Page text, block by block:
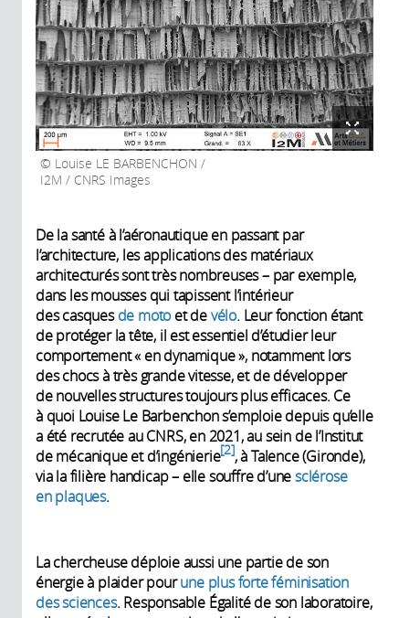
Louise LE BARBENCHON /
I2M / CNRS Images
De la santé à l’aéronautique en passant par
l’architecture, les applications des matériaux
architecturés sont très nombreuses – par exemple,
dans les mousses qui tapissent l’intérieur
des casquesde moto et devélo. Leur fonction étant
de protéger la tête, il est essentiel d’étudier leur
comportement « en dynamique », notamment lors
des chocs à très grande vitesse, et de développer
de nouvelles structures toujours plus efficaces. Ce
à quoi Louise Le Barbenchon s’emploie depuis qu’elle
a été recrutée au CNRS, en 2021, au sein de l’Institut
de mécanique et d’ingénierie 2 , à Talence (Gironde),
via la filière handicap – elle souffre d’unesclérose
en plaques.
La chercheuse déploie aussi une partie de son
énergie à plaider pourune plus forte féminisation
des sciences. Responsable Égalité de son laboratoire,